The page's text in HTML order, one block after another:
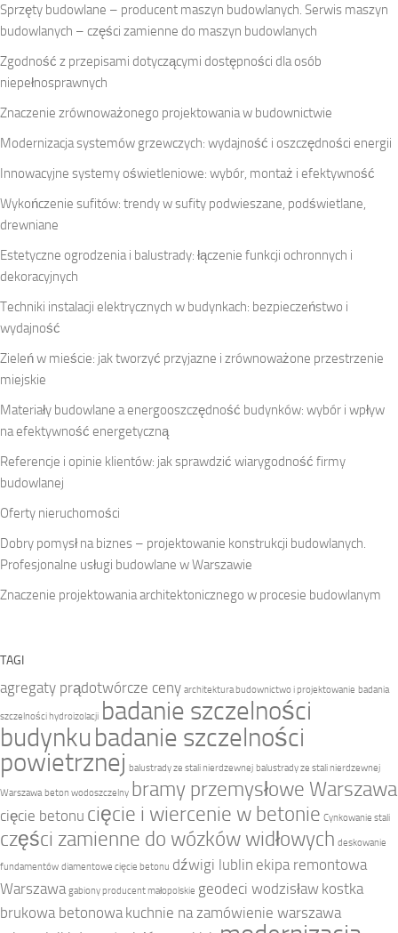
Sprzęty budowlane – producent maszyn budowlanych. Serwis maszyn
budowlanych – części zamienne do maszyn budowlanych
Zgodność z przepisami dotyczącymi dostępności dla osób
niepełnosprawnych
Znaczenie zrównoważonego projektowania w budownictwie
Modernizacja systemów grzewczych: wydajność i oszczędności energii
Innowacyjne systemy oświetleniowe: wybór, montaż i efektywność
Wykończenie sufitów: trendy w sufity podwieszane, podświetlane,
drewniane
Estetyczne ogrodzenia i balustrady: łączenie funkcji ochronnych i
dekoracyjnych
Techniki instalacji elektrycznych w budynkach: bezpieczeństwo i
wydajność
Zieleń w mieście: jak tworzyć przyjazne i zrównoważone przestrzenie
miejskie
Materiały budowlane a energooszczędność budynków: wybór i wpływ
na efektywność energetyczną
Referencje i opinie klientów: jak sprawdzić wiarygodność firmy
budowlanej
Oferty nieruchomości
Dobry pomysł na biznes – projektowanie konstrukcji budowlanych.
Profesjonalne usługi budowlane w Warszawie
Znaczenie projektowania architektonicznego w procesie budowlanym
TAGI
agregaty prądotwórcze ceny architektura budownictwo i projektowanie badania
szczelności hydroizolacji badanie szczelności
budynku badanie szczelności
powietrznej balustrady ze stali nierdzewnej balustrady ze stali nierdzewnej
Warszawa beton wodoszczelny bramy przemysłowe Warszawa
cięcie betonu cięcie i wiercenie w betonie Cynkowanie stali
części zamienne do wózków widłowych deskowanie
fundamentów diamentowe cięcie betonu dźwigi lublin ekipa remontowa
Warszawa gabiony producent małopolskie geodeci wodzisław kostka
brukowa betonowa kuchnie na zamówienie warszawa